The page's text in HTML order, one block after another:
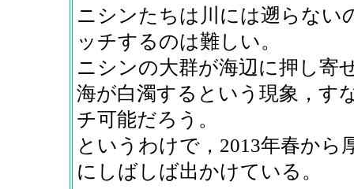
ニシンたちは川には遡らない
ッチするのは難しい。
ニシンの大群が海辺に押し寄
海が白濁するという現象，す
チ可能だろう。
というわけで，2013年春から
にしばしば出かけている。